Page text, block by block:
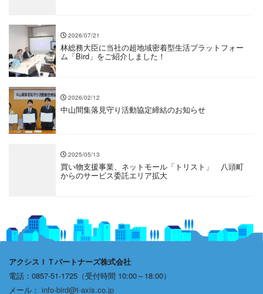
2026/07/21
林総務大臣に当社の超地域密着型生活プラットフォー
ム「Bird」をご紹介しました！
2026/02/12
中山間集落見守り活動協定締結のお知らせ
2025/05/13
買い物支援事業、ネットモール「トリスト」 八頭町
からのサービス委託エリア拡大
アクシスＩＴパートナーズ株式会社
電話：0857-51-1725（受付時間 10:00～18:00）
メール： info-bird@t-axis.co.jp